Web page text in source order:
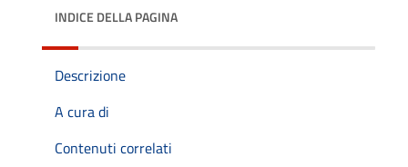
INDICE DELLA PAGINA
Descrizione
A cura di
Contenuti correlati